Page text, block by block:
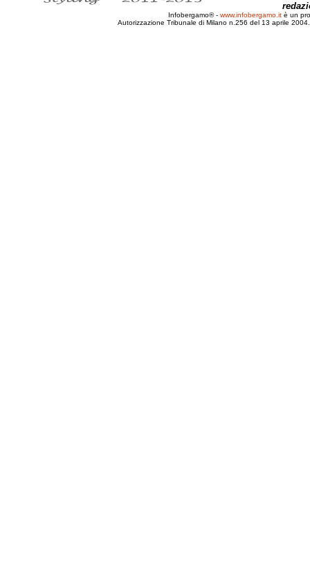
Infobergamo® - www.infobergamo.it è un
Autorizzazione Tribunale di Milano n.256 del 13 aprile